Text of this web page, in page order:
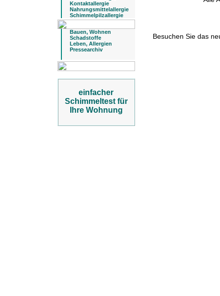
Kontaktallergie
Nahrungsmittelallergie
Schimmelpilzallergie
Bauen, Wohnen
Schadstoffe
Leben, Allergien
Pressearchiv
einfacher
Schimmeltest für
Ihre Wohnung
Besuchen Sie das